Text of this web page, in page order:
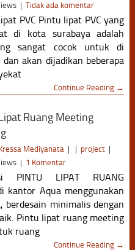
| Tidak ada komentar
PVC Pintu lipat PVC yang
di kota surabaya adalah
sangat cocok untuk di
akan dijadikan beberapa
Continue Reading →
Ruang Meeting
Mediyanata | | project |
| 1 Komentar
PINTU LIPAT RUANG
kantor Aqua menggunakan
berdesain minimalis dengan
Pintu lipat ruang meeting
ruang
Continue Reading →